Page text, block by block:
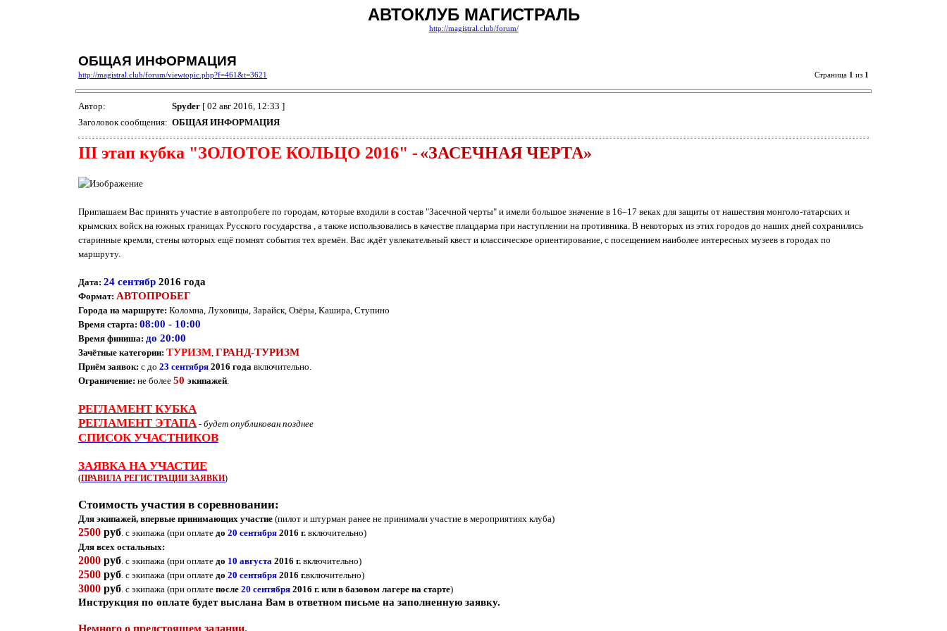
АВТОКЛУБ МАГИСТРАЛЬ
http://magistral.club/forum/
ОБЩАЯ ИНФОРМАЦИЯ
http://magistral.club/forum/viewtopic.php?f=461&t=3621 Страница 1 из 1
Автор: Spyder [ 02 авг 2016, 12:33 ]
Заголовок сообщения: ОБЩАЯ ИНФОРМАЦИЯ
III этап кубка "ЗОЛОТОЕ КОЛЬЦО 2016" -«ЗАСЕЧНАЯ ЧЕРТА»
Приглашаем Вас принять участие в автопробеге по городам, которые входили в состав "Засечной черты" и имели большое значение в 16–17 веках для защиты от нашествия монголо-татарских и
крымских войск на южных границах Русского государства , а также использовались в качестве плацдарма при наступлении на противника. В некоторых из этих городов до наших дней сохранились
старинные кремли, стены которых ещё помнят события тех времён. Вас ждёт увлекательный квест и классическое ориентирование, с посещением наиболее интересных музеев в городах по
маршруту.
Дата: 24 сентябр 2016 года
Формат: АВТОПРОБЕГ
Города на маршруте: Коломна, Луховицы, Зарайск, Озёры, Кашира, Ступино
Время старта: 08:00 - 10:00
Время финиша: до 20:00
Зачётные категории: ТУРИЗМ ГРАНД-ТУРИЗМ
Приём заявок: с до 23 сентября 2016 года включительно.
Ограничение: не более 50 экипажей
РЕГЛАМЕНТ КУБКА
РЕГЛАМЕНТ ЭТАПА - будет опубликован позднее
СПИСОК УЧАСТНИКОВ
ЗАЯВКА НА УЧАСТИЕ
(ПРАВИЛА РЕГИСТРАЦИИ ЗАЯВКИ)
Стоимость участия в соревновании:
Для экипажей, впервые принимающих участие (пилот и штурман ранее не принимали участие в мероприятиях клуба)
2500 руб . с экипажа (при оплате до 20 сентября 2016 г. включительно)
Для всех остальных:
2000 руб . с экипажа (при оплате до 10 августа 2016 г. включительно)
2500 руб . с экипажа (при оплате до 20 сентября 2016 г.включительно)
3000 руб . с экипажа (при оплате после 20 сентября 2016 г. или в базовом лагере на старте)
Инструкция по оплате будет выслана Вам в ответном письме на заполненную заявку.
Немного о предстоящем задании.